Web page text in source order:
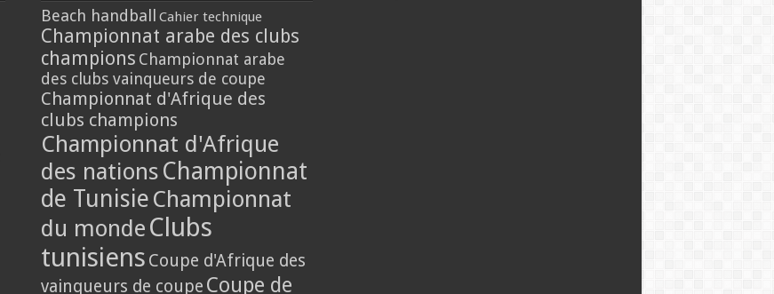
Beach handball Cahier technique
Championnat arabe des clubs
champions Championnat arabe
des clubs vainqueurs de coupe
Championnat d'Afrique des
clubs champions
Championnat d'Afrique
des nations Championnat
de Tunisie Championnat
du monde Clubs
tunisiens Coupe d'Afrique des
vainqueurs de coupe Coupe de